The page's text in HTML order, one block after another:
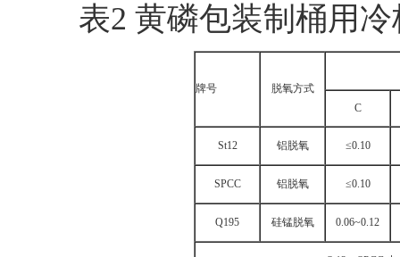
表2 黄磷包装制桶用
牌号
脱氧方式
C
St12 铝脱氧 ≤0.10
SPCC 铝脱氧 ≤0.10
Q195 硅锰脱氧 0.06~0.12